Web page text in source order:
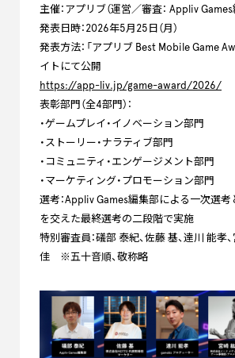
主催：アプリブ（運営／審査： Appliv Games
発表日時：2026年5月25日（月）
発表方法：「アプリブ Best Mobile Game
イトにて公開
https://app-liv.jp/game-award/2026/
表彰部門（全4部門）：
・ゲームプレイ・イノベーション部門
・ストーリー・ナラティブ部門
・コミュニティ・エンゲージメント部門
・マーケティング・プロモーション部門
選考：Appliv Games編集部による一次選考
を交えた最終選考の二段階で実施
特別審査員：礒部 泰紀、佐藤 基、達川 能孝
佳 ※五十音順、敬称略